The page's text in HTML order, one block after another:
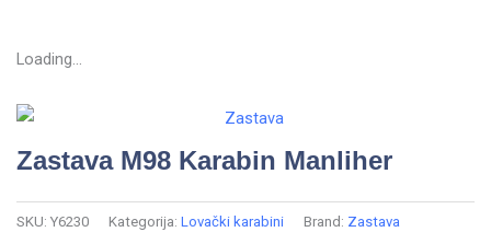
Loading...
Zastava M98 Karabin Manliher
SKU: Y6230 Kategorija: Lovački karabini Brand: Zastava